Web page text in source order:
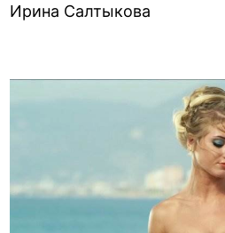
Ирина Салтыкова